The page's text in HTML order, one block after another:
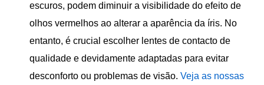
escuros, podem diminuir a visibilidade do efeito de
olhos vermelhos ao alterar a aparência da íris. No
entanto, é crucial escolher lentes de contacto de
qualidade e devidamente adaptadas para evitar
desconforto ou problemas de visão. Veja as nossas